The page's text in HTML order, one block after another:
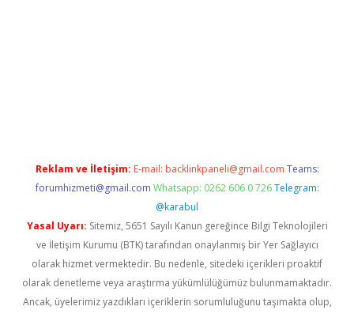
Reklam ve İletişim: E-mail: backlinkpaneli@gmail.com Teams:
forumhizmeti@gmail.com Whatsapp: 0262 606 0 726 Telegram:
@karabul
Yasal Uyarı: Sitemiz, 5651 Sayılı Kanun gereğince Bilgi Teknolojileri
ve İletişim Kurumu (BTK) tarafından onaylanmış bir Yer Sağlayıcı
olarak hizmet vermektedir. Bu nedenle, sitedeki içerikleri proaktif
olarak denetleme veya araştırma yükümlülüğümüz bulunmamaktadır.
Ancak, üyelerimiz yazdıkları içeriklerin sorumluluğunu taşımakta olup,